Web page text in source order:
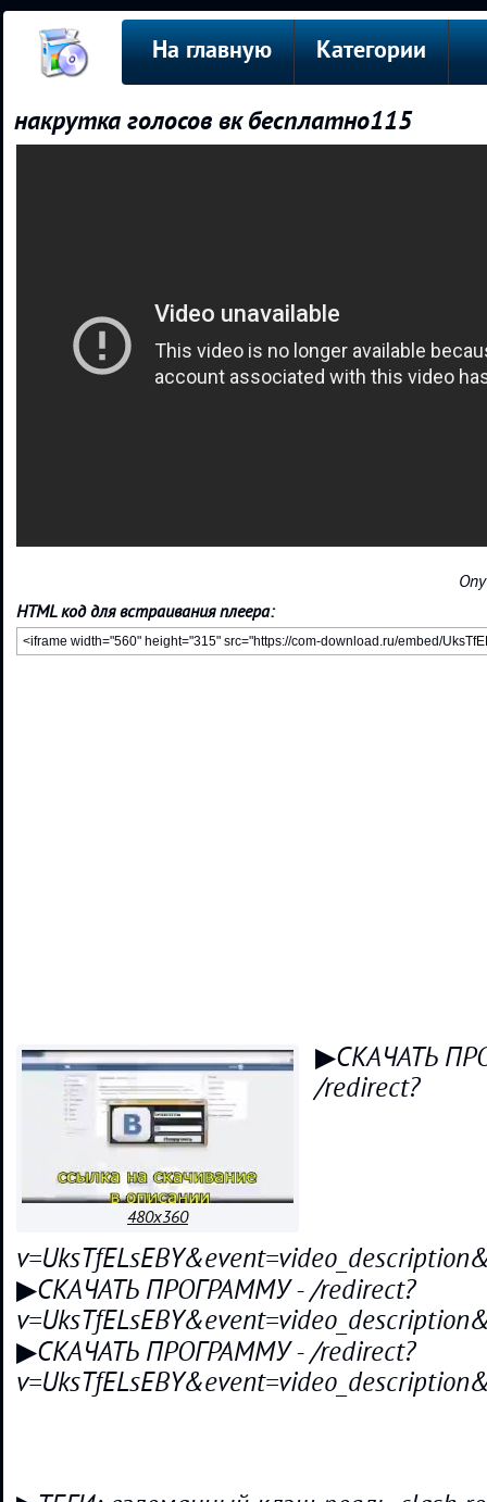
На главную Категории
накрутка голосов вк бесплатно115
HTML код для встраивания плеера:
480x360
▶СКАЧАТЬ
/redirect?
▶СКАЧАТЬ ПРОГРАММУ - /redirect?
▶СКАЧАТЬ ПРОГРАММУ - /redirect?